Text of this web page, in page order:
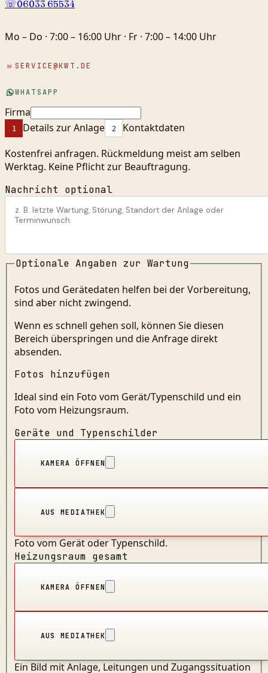
☏06033 65534
Mo – Do · 7:00 – 16:00 Uhr · Fr · 7:00 – 14:00 Uhr
✉ SERVICE@KWT.DE
WHATSAPP
Firma
1 Details zur Anlage 2
Kontaktdaten
Kostenfrei anfragen. Rückmeldung meist am selben
Werktag. Keine Pflicht zur Beauftragung.
Nachricht optional
Optionale Angaben zur Wartung
Fotos und Gerätedaten helfen bei der Vorbereitung,
sind aber nicht zwingend.
Wenn es schnell gehen soll, können Sie diesen
Bereich überspringen und die Anfrage direkt
absenden.
Fotos hinzufügen
Ideal sind ein Foto vom Gerät/Typenschild und ein
Foto vom Heizungsraum.
Geräte und Typenschilder
KAMERA ÖFFNEN
AUS MEDIATHEK
Foto vom Gerät oder Typenschild.
Heizungsraum gesamt
KAMERA ÖFFNEN
AUS MEDIATHEK
Ein Bild mit Anlage, Leitungen und Zugangssituation